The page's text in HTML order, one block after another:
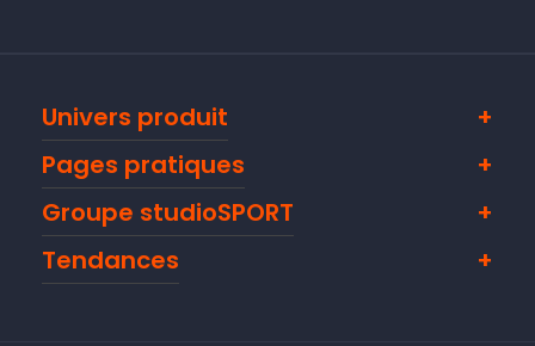
Univers produit
Pages pratiques
Groupe studioSPORT
Tendances